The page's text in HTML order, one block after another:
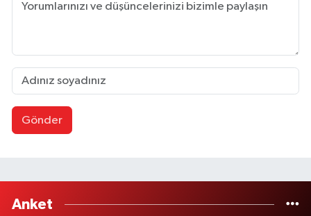
Gönder
Anket